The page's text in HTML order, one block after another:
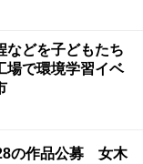
などを子どもたち
で環境学習イベ
の作品公募 女木